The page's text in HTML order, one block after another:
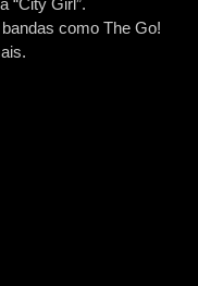
“City Girl”.
como The Go!